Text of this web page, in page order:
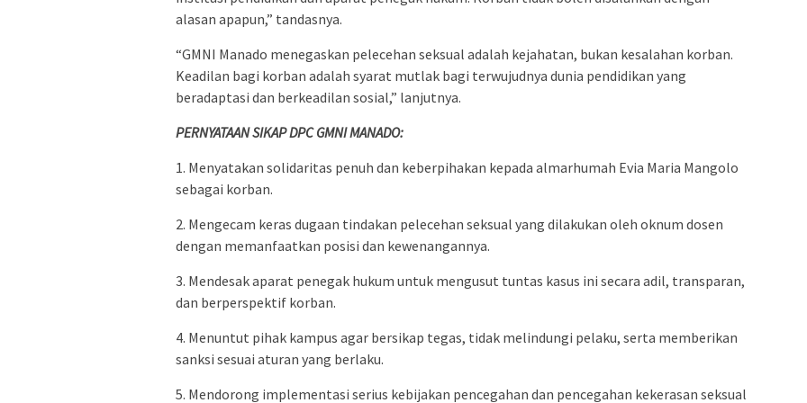
alasan apapun,” tandasnya.
“GMNI Manado menegaskan pelecehan seksual adalah kejahatan, bukan kesalahan korban.
Keadilan bagi korban adalah syarat mutlak bagi terwujudnya dunia pendidikan yang
beradaptasi dan berkeadilan sosial,” lanjutnya.
PERNYATAAN SIKAP DPC GMNI MANADO:
1. Menyatakan solidaritas penuh dan keberpihakan kepada almarhumah Evia Maria Mangolo
sebagai korban.
2. Mengecam keras dugaan tindakan pelecehan seksual yang dilakukan oleh oknum dosen
dengan memanfaatkan posisi dan kewenangannya.
3. Mendesak aparat penegak hukum untuk mengusut tuntas kasus ini secara adil, transparan,
dan berperspektif korban.
4. Menuntut pihak kampus agar bersikap tegas, tidak melindungi pelaku, serta memberikan
sanksi sesuai aturan yang berlaku.
5. Mendorong implementasi serius kebijakan pencegahan dan pencegahan kekerasan seksual